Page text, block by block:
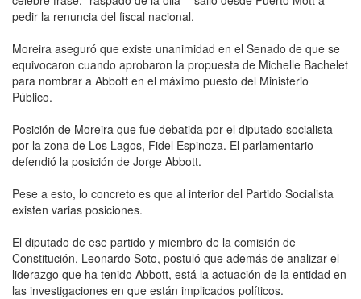
pedir la renuncia del fiscal nacional.
Moreira aseguró que existe unanimidad en el Senado de que se
equivocaron cuando aprobaron la propuesta de Michelle Bachelet
para nombrar a Abbott en el máximo puesto del Ministerio
Público.
Posición de Moreira que fue debatida por el diputado socialista
por la zona de Los Lagos, Fidel Espinoza. El parlamentario
defendió la posición de Jorge Abbott.
Pese a esto, lo concreto es que al interior del Partido Socialista
existen varias posiciones.
El diputado de ese partido y miembro de la comisión de
Constitución, Leonardo Soto, postuló que además de analizar el
liderazgo que ha tenido Abbott, está la actuación de la entidad en
las investigaciones en que están implicados políticos.